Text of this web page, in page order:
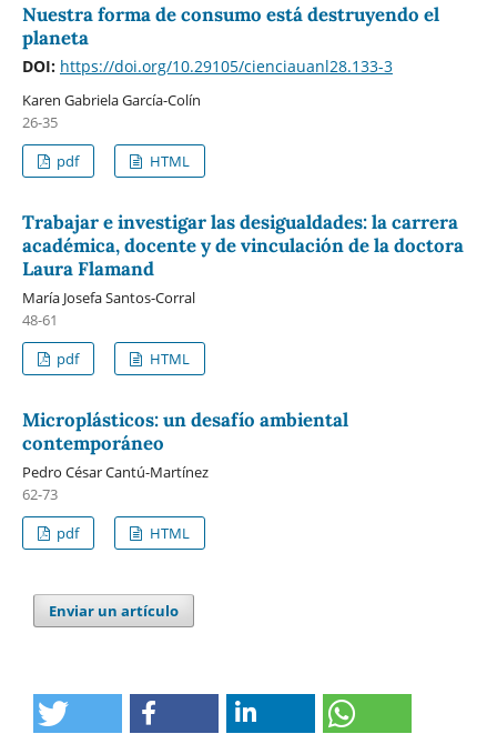
Nuestra forma de consumo está destruyendo el
planeta
DOI: https://doi.org/10.29105/cienciauanl28.133-3
Karen Gabriela García-Colín
26-35
pdf
HTML
Trabajar e investigar las desigualdades: la carrera
académica, docente y de vinculación de la doctora
Laura Flamand
María Josefa Santos-Corral
48-61
pdf
HTML
Microplásticos: un desafío ambiental
contemporáneo
Pedro César Cantú-Martínez
62-73
pdf
HTML
Enviar un artículo